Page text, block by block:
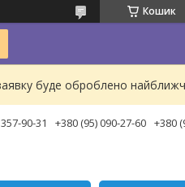
Кошик
буде оброблено
90-31 +380 (95) 090-27-60 +380